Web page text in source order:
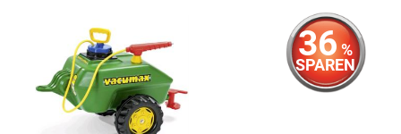
36 %
SPAREN